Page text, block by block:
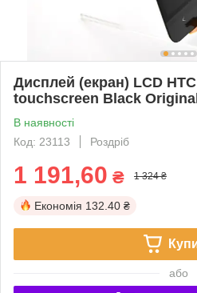
Дисплей (екран) LCD
touchscreen Black
В наявності
Код: 23113
Роздріб
1 191,60 ₴ 1 324 ₴
Економія 132.40 ₴
або